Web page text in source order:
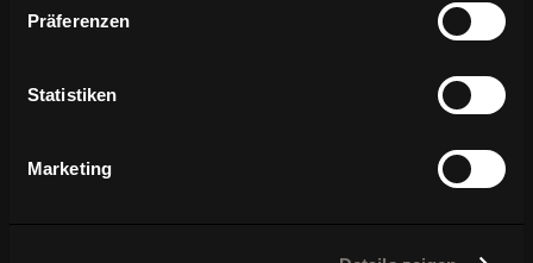
Präferenzen
Statistiken
Marketing
Einwilligung ändern